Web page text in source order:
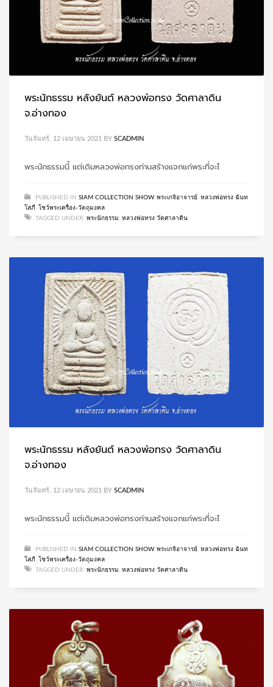
พระนักธรรม หลังยันต์ หลวงพ่อทรง วัดศาลาดิน
จ.อ่างทอง
วันจันทร์, 12 เมษายน 2021 BY SCADMIN
พระนักธรรมนี้ แต่เดิมหลวงพ่อทรงท่านสร้างแจกแก่พระที่จะไ
PUBLISHED IN SIAM COLLECTION SHOW, พระเกจิอาจารย์ หลวงพ่อทรง ฉันท
โสภี
โชว์พระเครื่อง-วัตถุมงคล
TAGGED UNDER: พระนักธรรม หลวงพ่อทรง วัดศาลาดิน
พระนักธรรม หลังยันต์ หลวงพ่อทรง วัดศาลาดิน
จ.อ่างทอง
วันจันทร์, 12 เมษายน 2021 BY SCADMIN
พระนักธรรมนี้ แต่เดิมหลวงพ่อทรงท่านสร้างแจกแก่พระที่จะไ
PUBLISHED IN SIAM COLLECTION SHOW, พระเกจิอาจารย์ หลวงพ่อทรง ฉันท
โสภี
โชว์พระเครื่อง-วัตถุมงคล
TAGGED UNDER: พระนักธรรม หลวงพ่อทรง วัดศาลาดิน